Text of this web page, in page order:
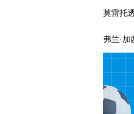
莫雷托
弗兰·加